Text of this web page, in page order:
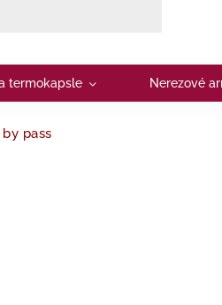
termokapsle Nerezové
pass